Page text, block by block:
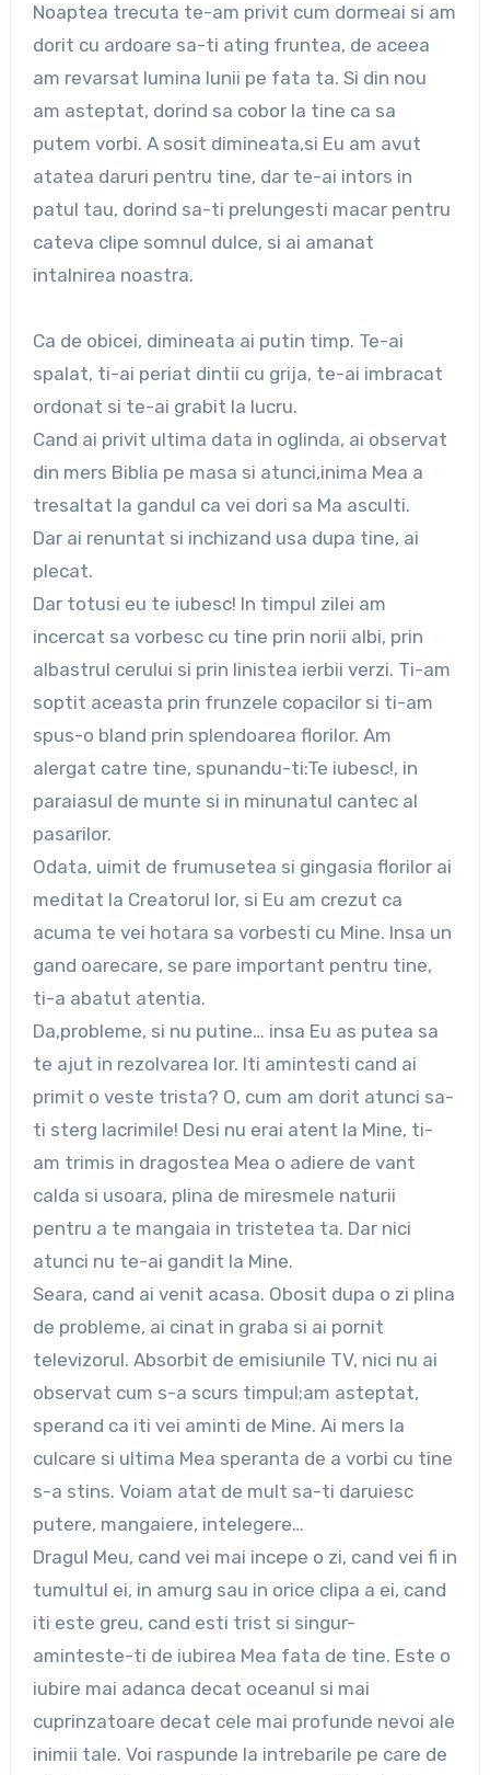
Noaptea trecuta te-am privit cum dormeai si am
dorit cu ardoare sa-ti ating fruntea, de aceea
am revarsat lumina lunii pe fata ta. Si din nou
am asteptat, dorind sa cobor la tine ca sa
putem vorbi. A sosit dimineata,si Eu am avut
atatea daruri pentru tine, dar te-ai intors in
patul tau, dorind sa-ti prelungesti macar pentru
cateva clipe somnul dulce, si ai amanat
intalnirea noastra.
Ca de obicei, dimineata ai putin timp. Te-ai
spalat, ti-ai periat dintii cu grija, te-ai imbracat
ordonat si te-ai grabit la lucru.
Cand ai privit ultima data in oglinda, ai observat
din mers Biblia pe masa si atunci,inima Mea a
tresaltat la gandul ca vei dori sa Ma asculti.
Dar ai renuntat si inchizand usa dupa tine, ai
plecat.
Dar totusi eu te iubesc! In timpul zilei am
incercat sa vorbesc cu tine prin norii albi, prin
albastrul cerului si prin linistea ierbii verzi. Ti-am
soptit aceasta prin frunzele copacilor si ti-am
spus-o bland prin splendoarea florilor. Am
alergat catre tine, spunandu-ti:Te iubesc!, in
paraiasul de munte si in minunatul cantec al
pasarilor.
Odata, uimit de frumusetea si gingasia florilor ai
meditat la Creatorul lor, si Eu am crezut ca
acuma te vei hotara sa vorbesti cu Mine. Insa un
gand oarecare, se pare important pentru tine,
ti-a abatut atentia.
Da,probleme, si nu putine… insa Eu as putea sa
te ajut in rezolvarea lor. Iti amintesti cand ai
primit o veste trista? O, cum am dorit atunci sa-
ti sterg lacrimile! Desi nu erai atent la Mine, ti-
am trimis in dragostea Mea o adiere de vant
calda si usoara, plina de miresmele naturii
pentru a te mangaia in tristetea ta. Dar nici
atunci nu te-ai gandit la Mine.
Seara, cand ai venit acasa. Obosit dupa o zi plina
de probleme, ai cinat in graba si ai pornit
televizorul. Absorbit de emisiunile TV, nici nu ai
observat cum s-a scurs timpul;am asteptat,
sperand ca iti vei aminti de Mine. Ai mers la
culcare si ultima Mea speranta de a vorbi cu tine
s-a stins. Voiam atat de mult sa-ti daruiesc
putere, mangaiere, intelegere…
Dragul Meu, cand vei mai incepe o zi, cand vei fi in
tumultul ei, in amurg sau in orice clipa a ei, cand
iti este greu, cand esti trist si singur-
aminteste-ti de iubirea Mea fata de tine. Este o
iubire mai adanca decat oceanul si mai
cuprinzatoare decat cele mai profunde nevoi ale
inimii tale. Voi raspunde la intrebarile pe care de